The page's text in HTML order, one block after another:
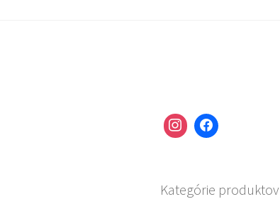
Kategórie produktov